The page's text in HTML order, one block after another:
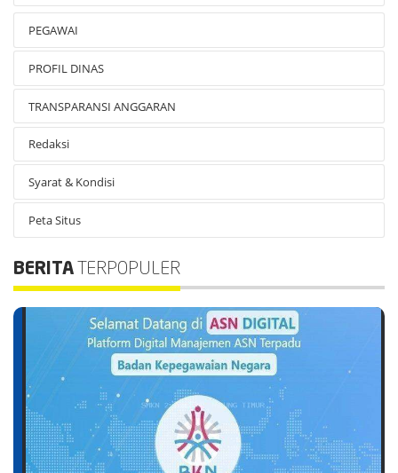
PEGAWAI
PROFIL DINAS
TRANSPARANSI ANGGARAN
Redaksi
Syarat & Kondisi
Peta Situs
BERITA TERPOPULER